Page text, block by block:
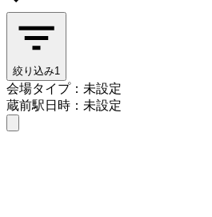
絞り込み1
会場タイプ：未設定
蔵前駅日時：未設定